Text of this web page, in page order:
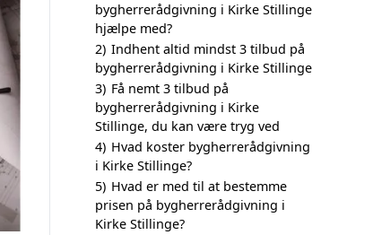
bygherrerådgivning i Kirke Stillinge
hjælpe med?
2) Indhent altid mindst 3 tilbud på
bygherrerådgivning i Kirke Stillinge
3) Få nemt 3 tilbud på
bygherrerådgivning i Kirke
Stillinge, du kan være tryg ved
4) Hvad koster bygherrerådgivning
i Kirke Stillinge?
5) Hvad er med til at bestemme
prisen på bygherrerådgivning i
Kirke Stillinge?